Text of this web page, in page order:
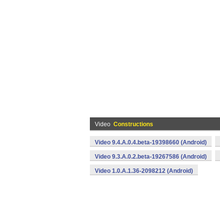
Video Constructions
Video 9.4.A.0.4.beta-19398660 (Android)
Video 9.3.A.0.2.beta-19267586 (Android)
Video 1.0.A.1.36-2098212 (Android)